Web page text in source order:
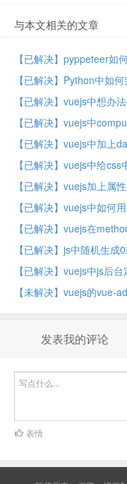
与本文相关的文章
【已解决】pyppeteer如
【已解决】vuejs中想办
【已解决】vuejs加上属
【已解决】vuejs中如何
【已解决】js中随机生成
【已解决】vuejs中js后
发表我的评论
表情